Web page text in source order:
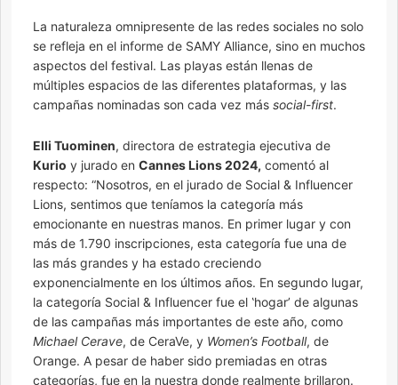
La naturaleza omnipresente de las redes sociales no solo
se refleja en el informe de SAMY Alliance, sino en muchos
aspectos del festival. Las playas están llenas de
múltiples espacios de las diferentes plataformas, y las
campañas nominadas son cada vez más social-first.
Elli Tuominen, directora de estrategia ejecutiva de
Kurio y jurado en Cannes Lions 2024, comentó al
respecto: “Nosotros, en el jurado de Social & Influencer
Lions, sentimos que teníamos la categoría más
emocionante en nuestras manos. En primer lugar y con
más de 1.790 inscripciones, esta categoría fue una de
las más grandes y ha estado creciendo
exponencialmente en los últimos años. En segundo lugar,
la categoría Social & Influencer fue el ‛hogar’ de algunas
de las campañas más importantes de este año, como
Michael Cerave, de CeraVe, y Women’s Football, de
Orange. A pesar de haber sido premiadas en otras
categorías, fue en la nuestra donde realmente brillaron.